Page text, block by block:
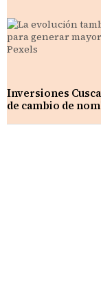
Inversiones
de cambio de